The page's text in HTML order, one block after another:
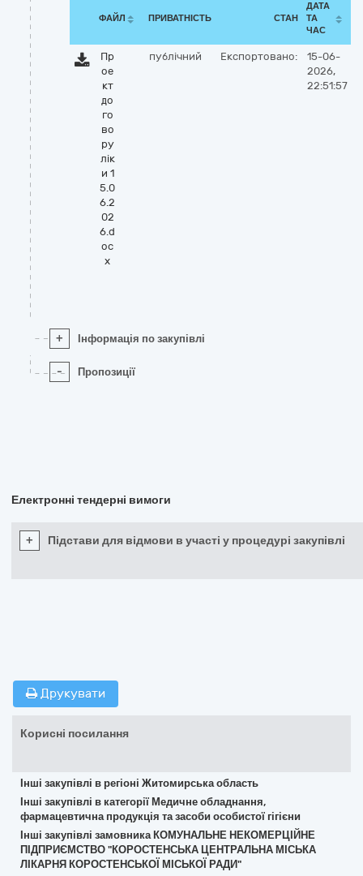
ФАЙЛ ПРИВАТНІСТЬ СТАН
ДАТА
ТА
ЧАС
Пр
ое
кт
до
го
во
ру
лік
и 1
5.0
6.2
02
6.d
oc
x
публічний Експортовано:
15-06-
2026,
22:51:57
+ Інформація по закупівлі
- Пропозиції
Електронні тендерні вимоги
+ Підстави для відмови в участі у процедурі закупівлі
Друкувати
Корисні посилання
Інші закупівлі в регіоні Житомирська область
Інші закупівлі в категорії Медичне обладнання,
фармацевтична продукція та засоби особистої гігієни
Інші закупівлі замовника КОМУНАЛЬНЕ НЕКОМЕРЦІЙНЕ
ПІДПРИЄМСТВО "КОРОСТЕНСЬКА ЦЕНТРАЛЬНА МІСЬКА
ЛІКАРНЯ КОРОСТЕНСЬКОЇ МІСЬКОЇ РАДИ"